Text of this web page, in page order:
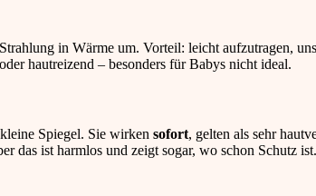
in Wärme um. Vorteil: leicht aufzutragen,
hautreizend – besonders für Babys nicht ideal.
Spiegel. Sie wirken sofort, gelten als sehr
das ist harmlos und zeigt sogar, wo schon Schutz ist.